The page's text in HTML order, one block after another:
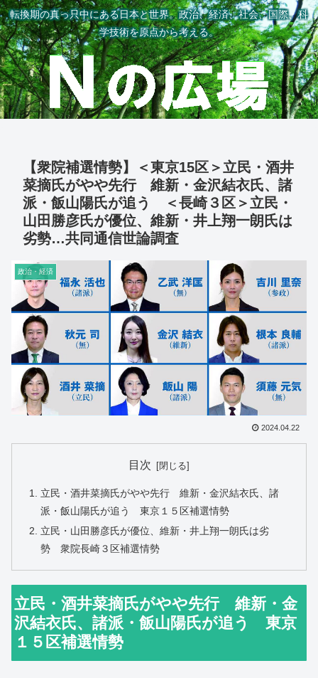
転換期の真っ只中にある日本と世界。政治、経済、社会、国際、科
学技術を原点から考える。
【衆院補選情勢】＜東京15区＞立民・酒井
菜摘氏がやや先行 維新・金沢結衣氏、諸
派・飯山陽氏が追う ＜長崎３区＞立民・
山田勝彦氏が優位、維新・井上翔一朗氏は
劣勢…共同通信世論調査
政治・経済
2024.04.22
目次
立民・酒井菜摘氏がやや先行 維新・金沢結衣氏、諸
派・飯山陽氏が追う 東京１５区補選情勢
立民・山田勝彦氏が優位、維新・井上翔一朗氏は劣
勢 衆院長崎３区補選情勢
立民・酒井菜摘氏がやや先行 維新・金
沢結衣氏、諸派・飯山陽氏が追う 東京
１５区補選情勢